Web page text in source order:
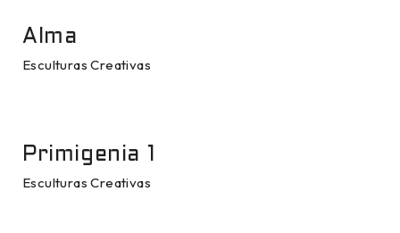
Alma
Esculturas Creativas
Primigenia 1
Esculturas Creativas